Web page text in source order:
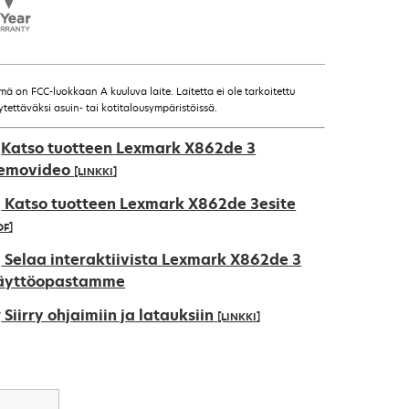
on FCC-luokkaan A kuuluva laite. Laitetta ei ole tarkoitettu
asuin- tai kotitalousympäristöissä.
Katso tuotteen Lexmark X862de 3
[LINKKI]
Katso tuotteen Lexmark X862de 3esite
Selaa interaktiivista Lexmark X862de 3
Siirry ohjaimiin ja latauksiin [LINKKI]